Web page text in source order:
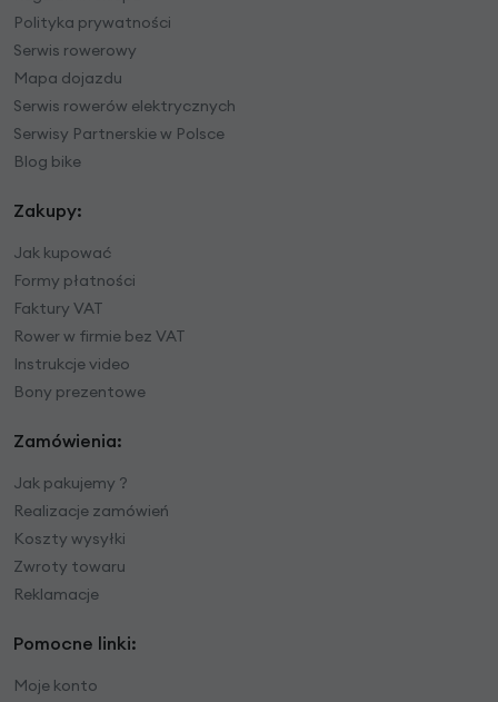
Polityka prywatności
Serwis rowerowy
Mapa dojazdu
Serwis rowerów elektrycznych
Serwisy Partnerskie w Polsce
Blog bike
Zakupy:
Jak kupować
Formy płatności
Faktury VAT
Rower w firmie bez VAT
Instrukcje video
Bony prezentowe
Zamówienia:
Jak pakujemy ?
Realizacje zamówień
Koszty wysyłki
Zwroty towaru
Reklamacje
Pomocne linki:
Moje konto